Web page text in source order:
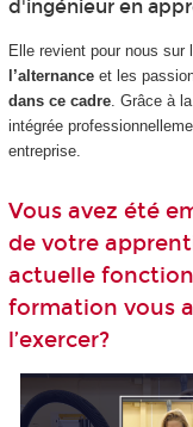
d'ingénieur en
Elle revient pour nous sur
l’alternanceet les
dans ce cadre. Grâce à
intégrée
entreprise.
Vous avez été
de votre
actuelle
formation vous
l’exercer?